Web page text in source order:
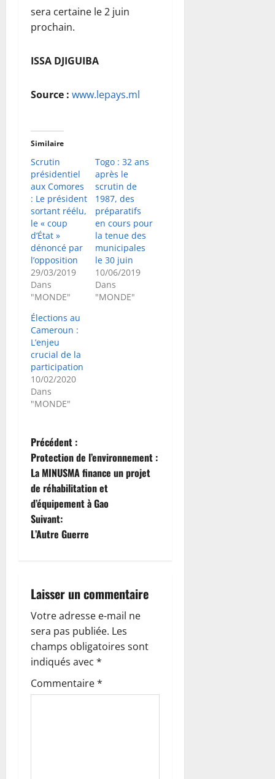
sera certaine le 2 juin
prochain.
ISSA DJIGUIBA
Source : www.lepays.ml
Similaire
Scrutin
présidentiel
aux Comores
: Le président
sortant réélu,
le « coup
d’État »
dénoncé par
l’opposition
29/03/2019
Dans
"MONDE"
Togo : 32 ans
après le
scrutin de
1987, des
préparatifs
en cours pour
la tenue des
municipales
le 30 juin
10/06/2019
Dans
"MONDE"
Élections au
Cameroun :
L’enjeu
crucial de la
participation
10/02/2020
Dans
"MONDE"
N
a
v
i
t
i
o
n
d
Précédent :
Protection de l’environnement :
La MINUSMA finance un projet
de réhabilitation et
d’équipement à Gao
Suivant:
L’Autre Guerre
Laisser un commentaire
Votre adresse e-mail ne
sera pas publiée. Les
champs obligatoires sont
indiqués avec *
Commentaire*